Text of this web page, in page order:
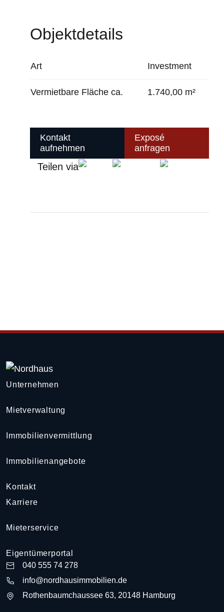
Objektdetails
Art Investment
Vermietbare Fläche ca. 1.740,00 m²
Kontakt
aufnehmen
Exposé
anfragen
Teilen via
Unternehmen
Mietverwaltung
Immobilienvermittlung
Immobilienangebote
Kontakt
Karriere
Mieterservice
Eigentümerportal
040 555 74 278
info@nordhausimmobilien.de
Rothenbaumchaussee 63, 20148 Hamburg